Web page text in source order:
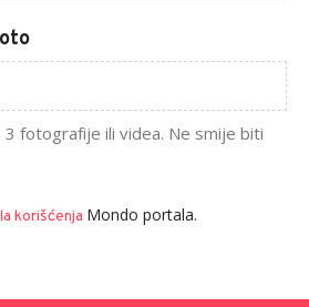
fotografije ili videa. Ne smije biti
korišćenja Mondo portala.